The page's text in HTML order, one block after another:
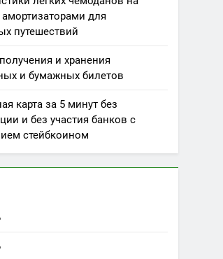
амортизаторами для
путешествий
и хранения
и бумажных билетов
карта за 5 минут без
и без участия банков с
стейбкоином